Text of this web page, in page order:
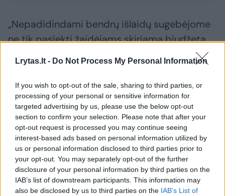
Lrytas.lt - Do Not Process My Personal Information
If you wish to opt-out of the sale, sharing to third parties, or
processing of your personal or sensitive information for
targeted advertising by us, please use the below opt-out
section to confirm your selection. Please note that after your
opt-out request is processed you may continue seeing
interest-based ads based on personal information utilized by
us or personal information disclosed to third parties prior to
your opt-out. You may separately opt-out of the further
disclosure of your personal information by third parties on the
IAB’s list of downstream participants. This information may
also be disclosed by us to third parties on the IAB’s List of
„Nepadidindami bendrų išlaidų sugebėjome
ne tik pasiekti žaidėjams skiriamą biudžetą,
kuris buvo prieš 4-5 metus, bet šiek tiek jį ir
viršyti. Visgi tuo metu kaskart nueidavome „į
minusą“ apie 14-15 milijonų eurų. Praėjusį
sezoną praradome 4-5 milijonus“, – atskleidė
D. Yanneris.
Tuo pat metu klubo atstovas atskleidė, kad
šiemet organizacijos išsikeltas tikslas –
uždirbti pinigų.